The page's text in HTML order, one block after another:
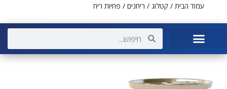
עמוד הבית / קטלוג / ריחנים / פחיות ריח